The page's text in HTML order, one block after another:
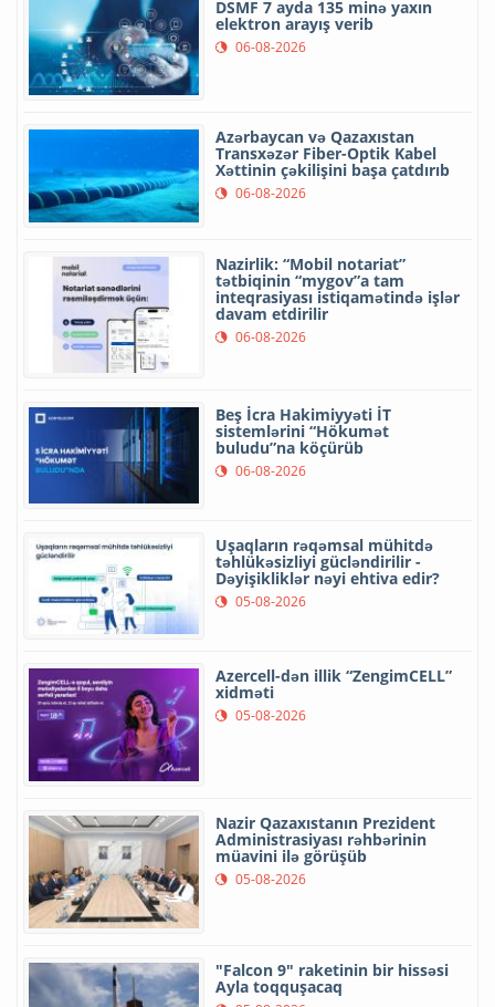
DSMF 7 ayda 135 minə yaxın
elektron arayış verib
06-08-2026
Azərbaycan və Qazaxıstan
Transxəzər Fiber-Optik Kabel
Xəttinin çəkilişini başa çatdırıb
06-08-2026
Nazirlik: “Mobil notariat”
tətbiqinin “mygov”a tam
inteqrasiyası istiqamətində işlər
davam etdirilir
06-08-2026
Beş İcra Hakimiyyəti İT
sistemlərini “Hökumət
buludu”na köçürüb
06-08-2026
Uşaqların rəqəmsal mühitdə
təhlükəsizliyi gücləndirilir -
Dəyişikliklər nəyi ehtiva edir?
05-08-2026
Azercell-dən illik “ZengimCELL”
xidməti
05-08-2026
Nazir Qazaxıstanın Prezident
Administrasiyası rəhbərinin
müavini ilə görüşüb
05-08-2026
"Falcon 9" raketinin bir hissəsi
Ayla toqquşacaq